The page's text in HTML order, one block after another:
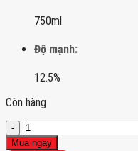
750ml
Độ mạnh:
12.5%
Còn hàng
Tahbilk
Grenache
Mua ngay